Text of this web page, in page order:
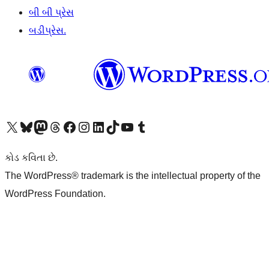
બી બી પ્રેસ
બડીપ્રેસ.
અમારા X (અગાઉ ટ્વિટર) એકાઉન્ટની મુલાકાત લોઅમારા Bluesky એકાઉન્ટની મુલાકાત લોઅમારા માસ્ટોડોન એકાઉન્ટની મુલાકાત લોઅમારા Threads એકાઉન્ટની મુલાકાત લો અમારા ફેસબુક પેજની મુલાકાત લોઅમારા ઇન્સ્ટાગ્રામ એકાઉન્ટની મુલાકાત લો અમારા LinkedIn એકાઉન્ટની મુલાકાત લોઅમારા TikTok એકાઉન્ટની મુલાકાત લોઅમારી YouTube ચેનલની મુલાકાત લો અમારા Tumblr એકાઉન્ટની મુલાકાત લો
કોડ કવિતા છે.
The WordPress® trademark is the intellectual property of the
WordPress Foundation.